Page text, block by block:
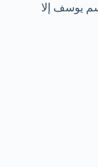
يوسف إلا